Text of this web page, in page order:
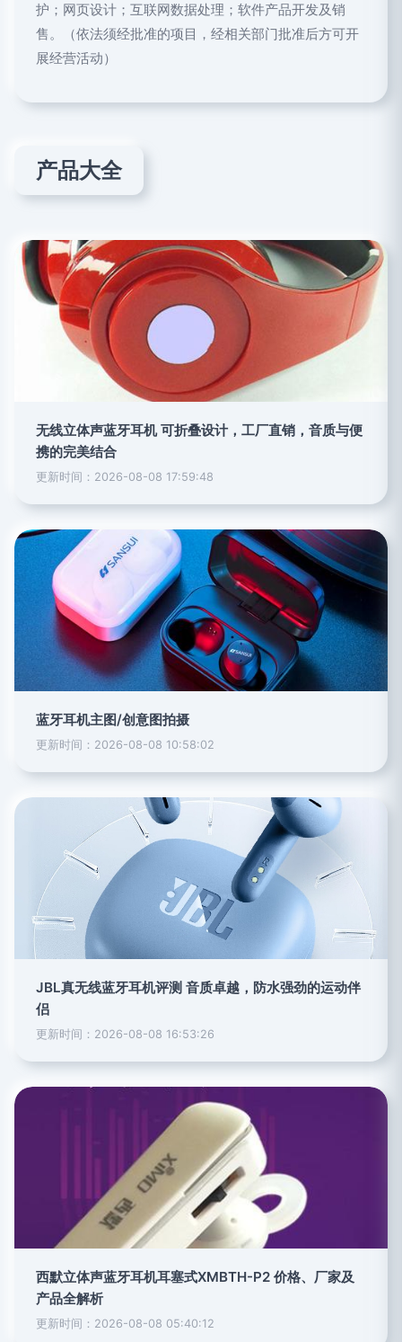
护；网页设计；互联网数据处理；软件产品开发及销
售。（依法须经批准的项目，经相关部门批准后方可开
展经营活动）
产品大全
无线立体声蓝牙耳机 可折叠设计，工厂直销，音质与便
携的完美结合
更新时间：2026-08-08 17:59:48
蓝牙耳机主图/创意图拍摄
更新时间：2026-08-08 10:58:02
JBL真无线蓝牙耳机评测 音质卓越，防水强劲的运动伴
侣
更新时间：2026-08-08 16:53:26
西默立体声蓝牙耳机耳塞式XMBTH-P2 价格、厂家及
产品全解析
更新时间：2026-08-08 05:40:12